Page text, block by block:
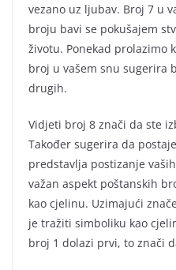
vezano uz ljubav. Broj 7 u
broju bavi se pokušajem
životu. Ponekad prolazimo
broj u vašem snu sugerira
drugih.
Vidjeti broj 8 znači da ste
Također sugerira da
predstavlja postizanje
važan aspekt poštanskih
kao cjelinu. Uzimajući
je tražiti simboliku kao
broj 1 dolazi prvi, to znači